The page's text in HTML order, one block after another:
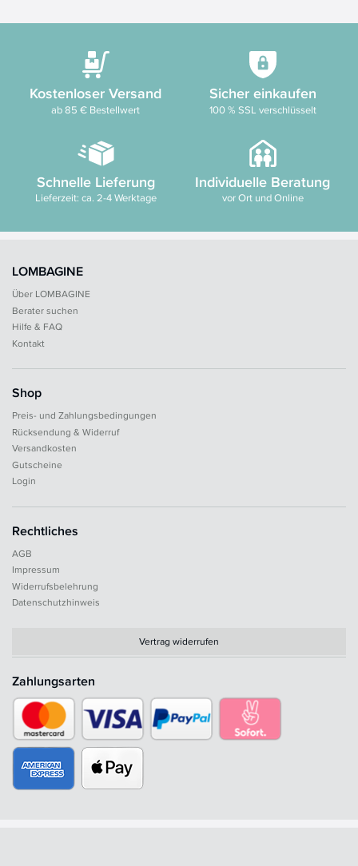
Kostenloser Versand
ab 85 € Bestellwert
Sicher einkaufen
100 % SSL verschlüsselt
Schnelle Lieferung
Lieferzeit: ca. 2-4 Werktage
Individuelle Beratung
vor Ort und Online
LOMBAGINE
Über LOMBAGINE
Berater suchen
Hilfe & FAQ
Kontakt
Shop
Preis- und Zahlungsbedingungen
Rücksendung & Widerruf
Versandkosten
Gutscheine
Login
Rechtliches
AGB
Impressum
Widerrufsbelehrung
Datenschutzhinweis
Vertrag widerrufen
Zahlungsarten